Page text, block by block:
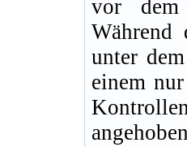
vor dem
Während
unter
einem